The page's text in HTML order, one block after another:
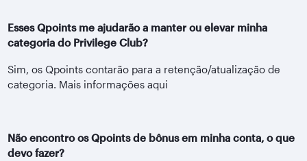
Esses Qpoints me ajudarão a manter ou elevar minha
categoria do Privilege Club?
Sim, os Qpoints contarão para a retenção/atualização de
categoria. Mais informações aqui
Não encontro os Qpoints de bônus em minha conta, o que
devo fazer?